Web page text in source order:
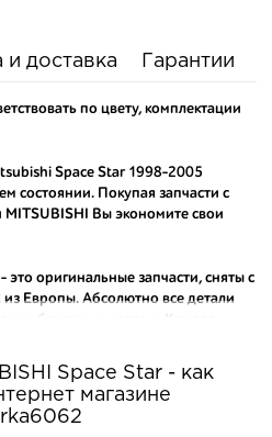
и доставка Гарантии
по цвету, комплектации
Space Star 1998-2005
состоянии. Покупая запчасти с
Вы экономите свои
это оригинальные запчасти, сняты с
Европы. Абсолютно все детали
близком к новому. Каждая
широкий ассортимент
Space Star 1998-2005
Space Star - как
магазине